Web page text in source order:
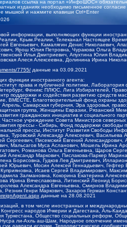
ссылка на портал «ИнфоШОС»
изданиях необходимо письменное
мышкой и нажмите клавиши Ctrl+Enter
информации, выполняющих функции
Крым.Реалии, Телеканал Настоящее
Евгеньевич, Камалягин Денис Николаевич,
Ярош Юлия Петровна, Чуракова Ольга
Илья Дмитриевич, Апухтина Юлия
Алеся Алексеевна, Долинина Ирина
7755/ данные на 03.09.2021
функции иностранного агента:
права и публичной политики,
Феникс ПЛЮС, Лига Избирателей,
поддержки и содействия развитию средств
ВМЕСТЕ, Благотворительный фонд охраны
Самарская губерния, Эра здоровья,
группа, Женщины Евразии, Рязанский
гражданских инициатив и социального
учреждение Совета Министров северных
прессы - Сибирь, Фонд поддержки
прессы, Институт Развития Свободы
Туровский Александр Алексеевич,
Сергеевич, Писемский Евгений
Мальсагов Муса Асланович, Мошель Ирина
Романова Ольга Евгеньевна, Щаров
Александр Маркович, Пислакова-Паркер
Борисовна, Гудков Лев Дмитриевич,
Юрьевич, Мосин Алексей Геннадьевич,
Исаев Сергей Владимирович,
Залмановна, Кокорина Екатерина
Ирина Вячеславовна, Литинский Леонид
Александра Евгеньевна, Смирнов
Генри Маркович, Захаров Герман
данные на 28.08.2021
в том числе иностранных и
народов Ичкерии и Дагестана, Аль-
Туркестана, Общество социальных реформ,
Нусра ли-Ахль аш-Шам, Народное ополчение
суи давлати исломи, Террористическое